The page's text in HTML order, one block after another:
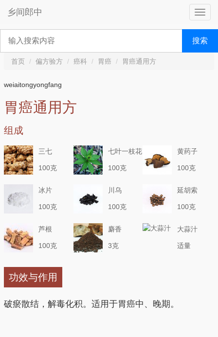
乡间郎中
搜索
首页 偏方验方 癌科 胃癌 胃癌通用方
weiaitongyongfang
胃癌通用方
组成
三七
100克
七叶一枝花
100克
黄药子
100克
冰片
100克
川乌
100克
延胡索
100克
芦根
100克
麝香
3克
大蒜汁
适量
功效与作用
破瘀散结，解毒化积。适用于胃癌中、晚期。